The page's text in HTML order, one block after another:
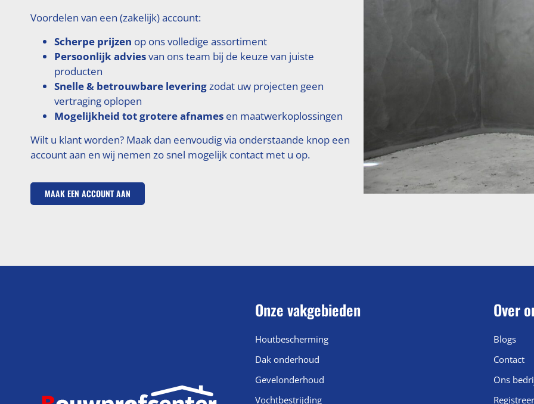
Voordelen van een (zakelijk) account:
Scherpe prijzen op ons volledige assortiment
Persoonlijk adviesvan ons team bij de keuze van juiste
producten
Snelle & betrouwbare levering zodat uw projecten geen
vertraging oplopen
Mogelijkheid tot grotere afnames en maatwerkoplossingen
Wilt u klant worden? Maak dan eenvoudig via onderstaande knop een
account aan en wij nemen zo snel mogelijk contact met u op.
MAAK EEN ACCOUNT AAN
Onze vakgebieden
Houtbescherming
Dak onderhoud
Gevelonderhoud
Vochtbestrijding
Over
Blogs
Contact
Ons